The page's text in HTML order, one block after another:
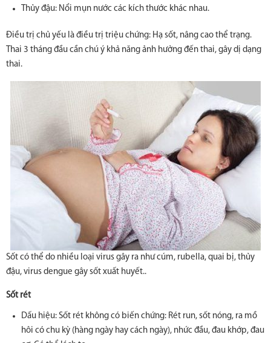
Thủy đậu: Nổi mụn nước các kích thước khác nhau.
Điều trị chủ yếu là điều trị triệu chứng: Hạ sốt, nâng cao thể trạng.
Thai 3 tháng đầu cần chú ý khả năng ảnh hưởng đến thai, gây dị dạng
thai.
Sốt có thể do nhiều loại virus gây ra như cúm, rubella, quai bị, thủy
đậu, virus dengue gây sốt xuất huyết..
Sốt rét
Dấu hiệu: Sốt rét không có biến chứng: Rét run, sốt nóng, ra mồ
hôi có chu kỳ (hàng ngày hay cách ngày), nhức đầu, đau khớp, đau